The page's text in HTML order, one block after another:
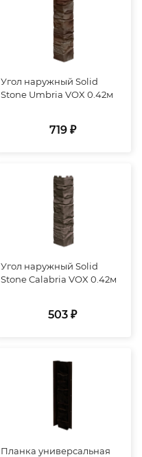
Угол наружный Solid
Stone Umbria VOX 0.42м
719 ₽
Угол наружный Solid
Stone Calabria VOX 0.42м
503 ₽
Планка универсальная